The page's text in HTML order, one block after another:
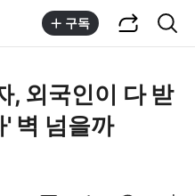
구독
, 외국인이 다 받
벽 넘을까